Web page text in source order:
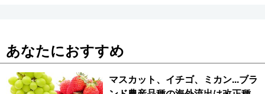
あなたにおすすめ
マスカット、イチゴ、ミカン...ブラ